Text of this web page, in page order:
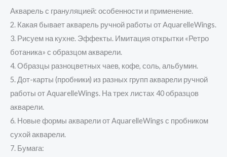
Акварель с грануляцией: особенности и применение.
2. Какая бывает акварель ручной работы от AquarelleWings.
3. Рисуем на кухне. Эффекты. Имитация открытки «Ретро
ботаника» с образцом акварели.
4. Образцы разноцветных чаев, кофе, соль, альбумин.
5. Дот-карты (пробники) из разных групп акварели ручной
работы от AquarelleWings. На трех листах 40 образцов
акварели.
6. Новые формы акварели от AquarelleWings с пробником
сухой акварели.
7. Бумага: